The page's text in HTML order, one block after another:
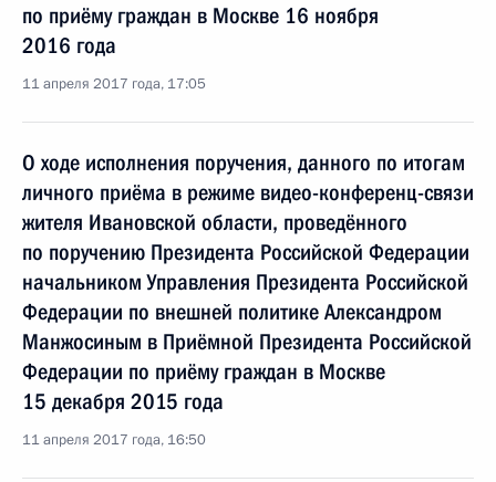
по приёму граждан в Москве 16 ноября
2016 года
11 апреля 2017 года, 17:05
О ходе исполнения поручения, данного по итогам
личного приёма в режиме видео-конференц-связи
жителя Ивановской области, проведённого
по поручению Президента Российской Федерации
начальником Управления Президента Российской
Федерации по внешней политике Александром
Манжосиным в Приёмной Президента Российской
Федерации по приёму граждан в Москве
15 декабря 2015 года
11 апреля 2017 года, 16:50